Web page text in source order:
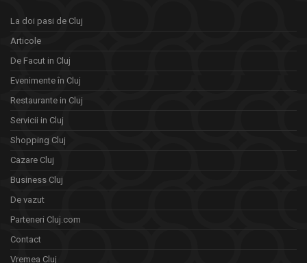
La doi pasi de Cluj
Articole
De Facut in Cluj
Evenimente în Cluj
Restaurante in Cluj
Servicii in Cluj
Shopping Cluj
Cazare Cluj
Business Cluj
De vazut
Parteneri Cluj.com
Contact
Vremea Cluj